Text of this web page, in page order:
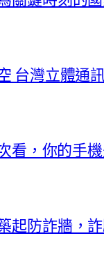
台灣立體通
看，你的手
起防詐牆，